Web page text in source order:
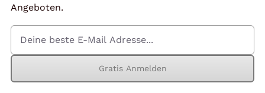
Angeboten.
Gratis Anmelden